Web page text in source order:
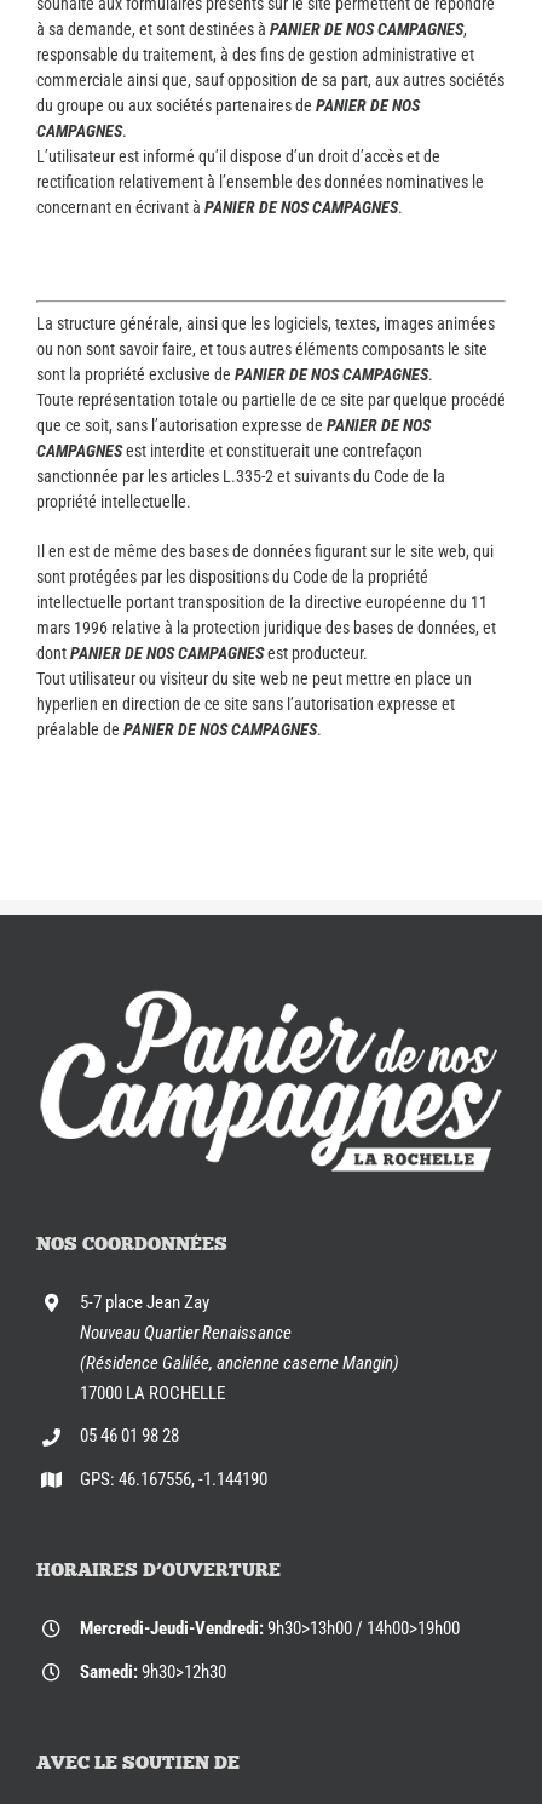
à sa demande, et sont destinées à PANIER DE NOS CAMPAGNES,
responsable du traitement, à des fins de gestion administrative et
commerciale ainsi que, sauf opposition de sa part, aux autres sociétés
du groupe ou aux sociétés partenaires de PANIER DE NOS
CAMPAGNES.
L’utilisateur est informé qu’il dispose d’un droit d’accès et de
rectification relativement à l’ensemble des données nominatives le
concernant en écrivant à PANIER DE NOS CAMPAGNES.
La structure générale, ainsi que les logiciels, textes, images animées
ou non sont savoir faire, et tous autres éléments composants le site
sont la propriété exclusive de PANIER DE NOS CAMPAGNES.
Toute représentation totale ou partielle de ce site par quelque procédé
que ce soit, sans l’autorisation expresse de PANIER DE NOS
CAMPAGNESest interdite et constituerait une contrefaçon
sanctionnée par les articles L.335-2 et suivants du Code de la
propriété intellectuelle.
Il en est de même des bases de données figurant sur le site web, qui
sont protégées par les dispositions du Code de la propriété
intellectuelle portant transposition de la directive européenne du 11
mars 1996 relative à la protection juridique des bases de données, et
dontPANIER DE NOS CAMPAGNESest producteur.
Tout utilisateur ou visiteur du site web ne peut mettre en place un
hyperlien en direction de ce site sans l’autorisation expresse et
préalable de PANIER DE NOS CAMPAGNES.
NOS COORDONNÉES
5-7 place Jean Zay
Nouveau Quartier Renaissance
(Résidence Galilée, ancienne caserne Mangin)
17000 LA ROCHELLE
05 46 01 98 28
GPS: 46.167556, -1.144190
HORAIRES D’OUVERTURE
Mercredi-Jeudi-Vendredi:9h30>13h00 / 14h00>19h00
Samedi:9h30>12h30
AVEC LE SOUTIEN DE